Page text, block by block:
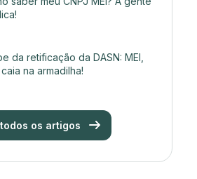
da retificação da DASN: MEI,
na armadilha!
os artigos